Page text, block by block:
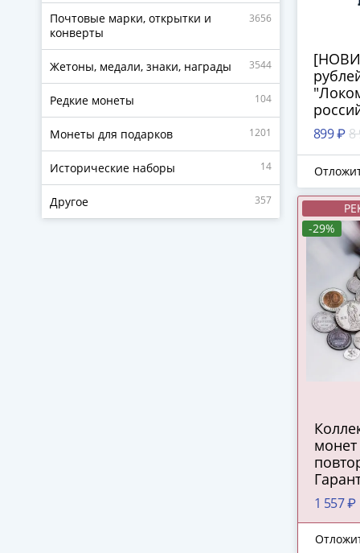
Почтовые марки, открытки и
конверты
3656
Жетоны, медали, знаки, награды 3544
Редкие монеты 104
Монеты для подарков 1201
Исторические наборы 14
Другое 357
899 ₽ 8
-29%
1930
1 557 ₽